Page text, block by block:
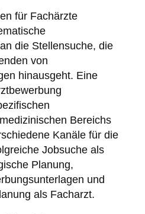
für Fachärzte
die Stellensuche, die
von
hinausgeht. Eine
Bereichs
Kanäle für die
Jobsuche als
Planung,
und
als Facharzt.